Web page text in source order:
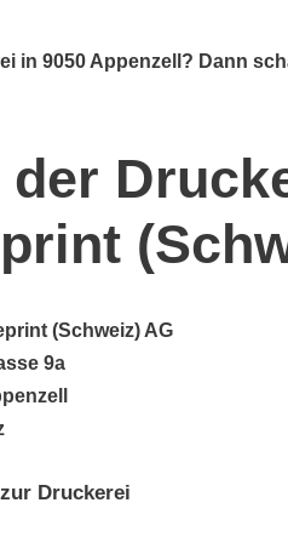
in 9050 Appenzell? Dann
(Schweiz) AG
9a
Druckerei